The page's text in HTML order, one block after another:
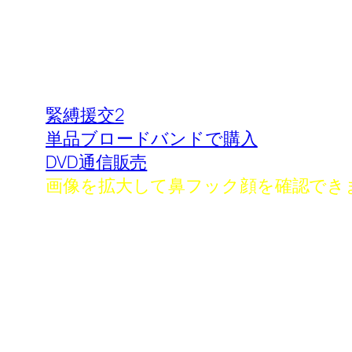
緊縛援交2
単品ブロードバンドで購入
DVD通信販売
画像を拡大して鼻フック顔を確認でき